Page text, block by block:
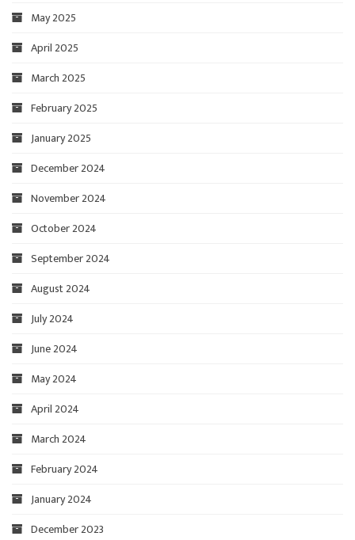
May 2025
April 2025
March 2025
February 2025
January 2025
December 2024
November 2024
October 2024
September 2024
August 2024
July 2024
June 2024
May 2024
April 2024
March 2024
February 2024
January 2024
December 2023